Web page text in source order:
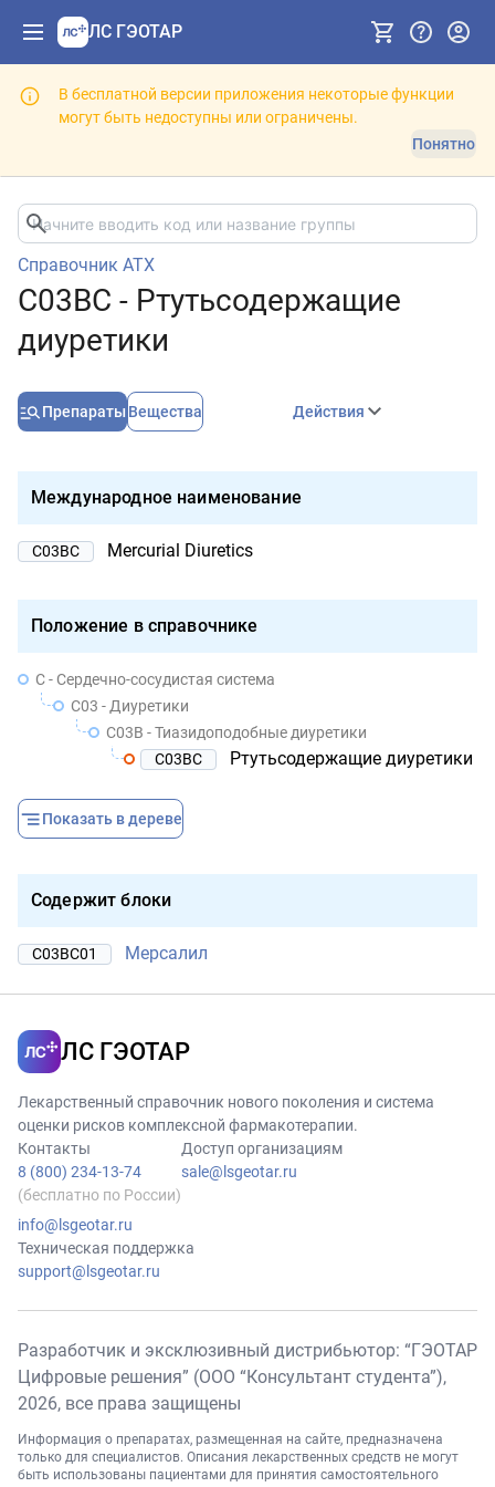
ЛС ГЭОТАР
В бесплатной версии приложения некоторые функции
могут быть недоступны или ограничены.
Понятно
Справочник АТХ
C03BC - Ртутьсодержащие
диуретики
Препараты Вещества Действия
Международное наименование
C03BC Mercurial Diuretics
Положение в справочнике
C - Сердечно-сосудистая система
C03 - Диуретики
C03B - Тиазидоподобные диуретики
C03BC
Ртутьсодержащие диуретики
Показать в дереве
Содержит блоки
C03BC01 Мерсалил
ЛС ГЭОТАР
Лекарственный справочник нового поколения и система
оценки рисков комплексной фармакотерапии.
Контакты
8 (800) 234-13-74
(бесплатно по России)
info@lsgeotar.ru
Доступ организациям
sale@lsgeotar.ru
Техническая поддержка
support@lsgeotar.ru
Разработчик и эксклюзивный дистрибьютор: “ГЭОТАР
Цифровые решения” (ООО “Консультант студента”),
2026, все права защищены
Информация о препаратах, размещенная на сайте, предназначена
только для специалистов. Описания лекарственных средств не могут
быть использованы пациентами для принятия самостоятельного